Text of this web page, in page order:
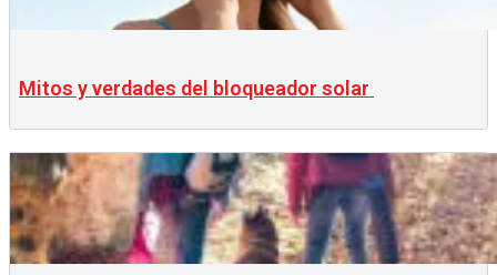
Mitos y verdades del bloqueador solar